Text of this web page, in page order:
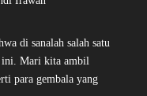
di sanalah salah satu
ini. Mari kita ambil
para gembala yang